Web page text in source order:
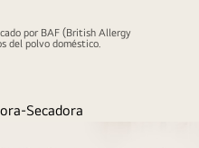
por BAF (British Allergy
del polvo doméstico.
Uno